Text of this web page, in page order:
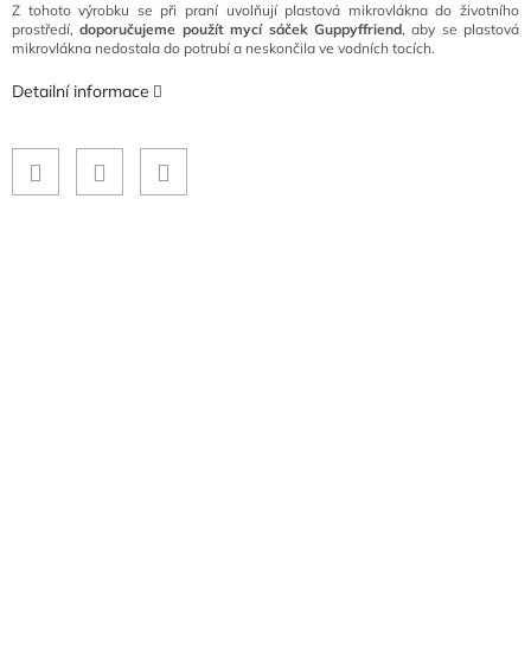
Z tohoto výrobku se při praní uvolňují plastová mikrovlákna do životního
prostředí,doporučujeme použít mycí sáček Guppyffriend, aby se plastová
mikrovlákna nedostala do potrubí a neskončila ve vodních tocích.
Detailní informace